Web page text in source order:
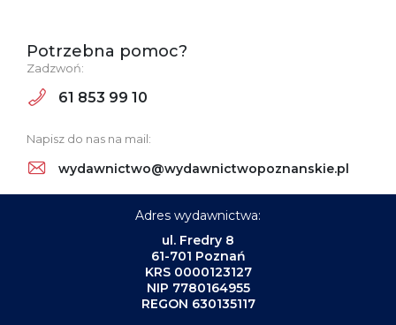
Potrzebna pomoc?
Zadzwoń:
61 853 99 10
Napisz do nas na mail:
wydawnictwo@wydawnictwopoznanskie.pl
Adres wydawnictwa:
ul. Fredry 8
61-701 Poznań
KRS 0000123127
NIP 7780164955
REGON 630135117